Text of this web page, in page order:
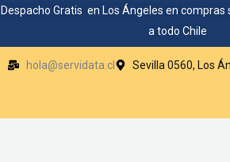
Ir
contenido
Despacho Gratis en Los Ángeles en
a todo Chile
hola@servidata.cl Sevilla 0560, Los